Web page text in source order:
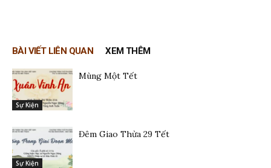
BÀI VIẾT LIÊN QUAN XEM THÊM
Sự Kiện
Mùng Một Tết
Sự Kiện
Đêm Giao Thừa 29 Tết